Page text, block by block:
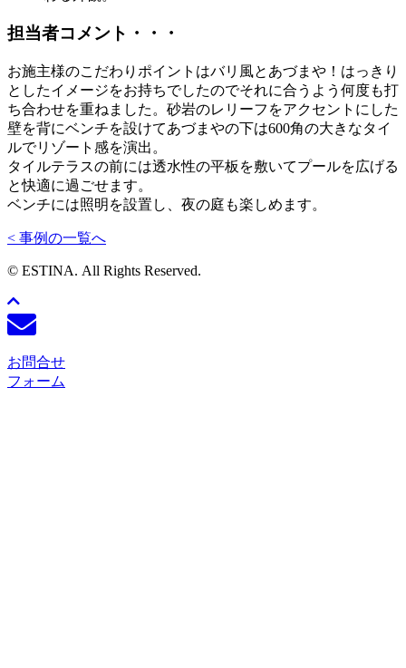
担当者コメント・・・
お施主様のこだわりポイントはバリ風とあづまや！はっきり
としたイメージをお持ちでしたのでそれに合うよう何度も打
ち合わせを重ねました。砂岩のレリーフをアクセントにした
壁を背にベンチを設けてあづまやの下は600角の大きなタイ
ルでリゾート感を演出。
タイルテラスの前には透水性の平板を敷いてプールを広げる
と快適に過ごせます。
ベンチには照明を設置し、夜の庭も楽しめます。
< 事例の一覧へ
© ESTINA. All Rights Reserved.
お問合せ
フォーム